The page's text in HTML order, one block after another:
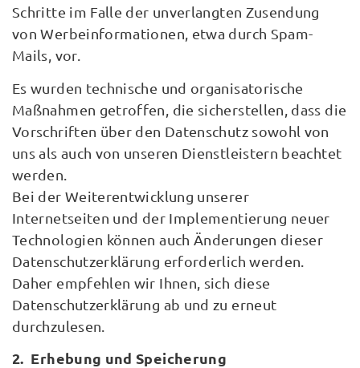
Schritte im Falle der unverlangten Zusendung
von Werbeinformationen, etwa durch Spam-
Mails, vor.
Es wurden technische und organisatorische
Maßnahmen getroffen, die sicherstellen, dass die
Vorschriften über den Datenschutz sowohl von
uns als auch von unseren Dienstleistern beachtet
werden.
Bei der Weiterentwicklung unserer
Internetseiten und der Implementierung neuer
Technologien können auch Änderungen dieser
Datenschutzerklärung erforderlich werden.
Daher empfehlen wir Ihnen, sich diese
Datenschutzerklärung ab und zu erneut
durchzulesen.
2. Erhebung und Speicherung